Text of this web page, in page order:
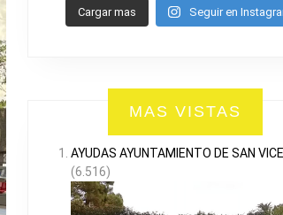
Cargar mas Seguir en
MAS VISTAS
AYUDAS AYUNTAMIENTO DE SAN
(6.516)